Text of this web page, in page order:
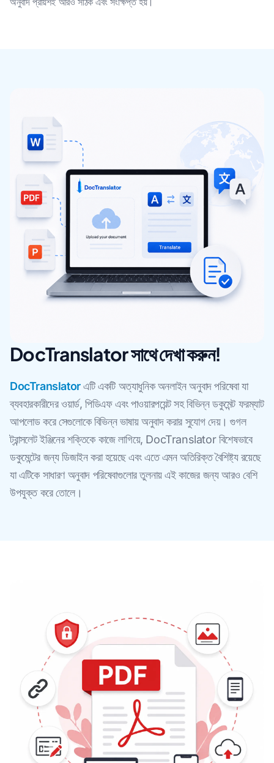
DocTranslator সাথে দেখা করুন!
DocTranslatorএটি একটি অত্যাধুনিক অনলাইন অনুবাদ পরিষেবা যা
ব্যবহারকারীদের ওয়ার্ড, পিডিএফ এবং পাওয়ারপয়েন্ট সহ বিভিন্ন ডকুমেন্ট ফরম্যাট
আপলোড করে সেগুলোকে বিভিন্ন ভাষায় অনুবাদ করার সুযোগ দেয়। গুগল
ট্রান্সলেট ইঞ্জিনের শক্তিকে কাজে লাগিয়ে, DocTranslator বিশেষভাবে
ডকুমেন্টের জন্য ডিজাইন করা হয়েছে এবং এতে এমন অতিরিক্ত বৈশিষ্ট্য রয়েছে
যা এটিকে সাধারণ অনুবাদ পরিষেবাগুলোর তুলনায় এই কাজের জন্য আরও বেশি
উপযুক্ত করে তোলে।